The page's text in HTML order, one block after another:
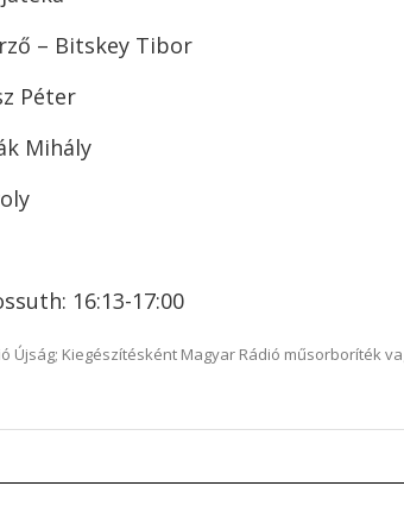
– Bitskey Tibor
Péter
Mihály
16:13-17:00
Újság; Kiegészítésként Magyar Rádió műsorboríték